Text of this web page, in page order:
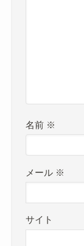
名前 ※
メール ※
サイト